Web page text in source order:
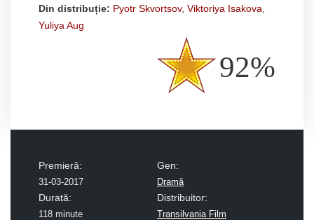
Din distribuție: Pyotr Skvortsov, Viktoriya Isakova
Yuliya Aug
92%
Premieră:
31-03-2017
Gen:
Dramă
Durată:
118 minute
Distribuitor:
Transilvania Film